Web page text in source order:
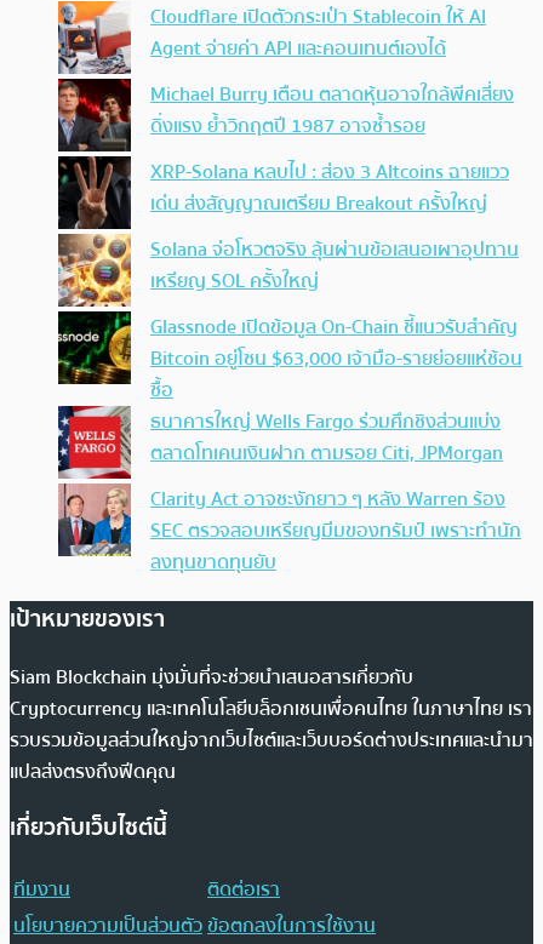
Cloudflare เปิดตัวกระเป๋า Stablecoin ให้ AI
Agent จ่ายค่า API และคอนเทนต์เองได้
Michael Burry เตือน ตลาดหุ้นอาจใกล้พีคเสี่ยง
ดิ่งแรง ย้ำวิกฤตปี 1987 อาจซ้ำรอย
XRP-Solana หลบไป : ส่อง 3 Altcoins ฉายแวว
เด่น ส่งสัญญาณเตรียม Breakout ครั้งใหญ่
Solana จ่อโหวตจริง ลุ้นผ่านข้อเสนอเผาอุปทาน
เหรียญ SOL ครั้งใหญ่
Glassnode เปิดข้อมูล On-Chain ชี้แนวรับสำคัญ
Bitcoin อยู่โซน $63,000 เจ้ามือ-รายย่อยแห่ช้อน
ซื้อ
ธนาคารใหญ่ Wells Fargo ร่วมศึกชิงส่วนแบ่ง
ตลาดโทเคนเงินฝาก ตามรอย Citi, JPMorgan
Clarity Act อาจชะงักยาว ๆ หลัง Warren ร้อง
SEC ตรวจสอบเหรียญมีมของทรัมป์ เพราะทำนัก
ลงทุนขาดทุนยับ
เป้าหมายของเรา
Siam Blockchain มุ่งมั่นที่จะช่วยนำเสนอสารเกี่ยวกับ
Cryptocurrency และเทคโนโลยีบล็อกเชนเพื่อคนไทย ในภาษาไทย เรา
รวบรวมข้อมูลส่วนใหญ่จากเว็บไซต์และเว็บบอร์ดต่างประเทศและนำมา
แปลส่งตรงถึงฟีดคุณ
เกี่ยวกับเว็บไซต์นี้
ทีมงาน
ติดต่อเรา
นโยบายความเป็นส่วนตัวข้อตกลงในการใช้งาน